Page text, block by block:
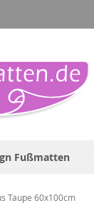
Fußmatten
Taupe 60x100cm